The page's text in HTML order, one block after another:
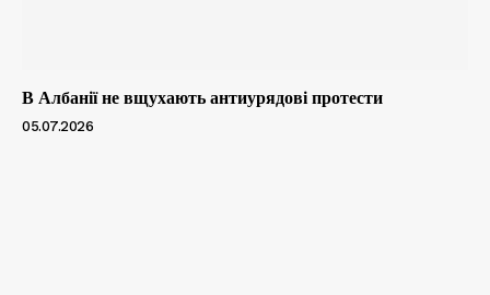
В Албанії не вщухають антиурядові протести
05.07.2026